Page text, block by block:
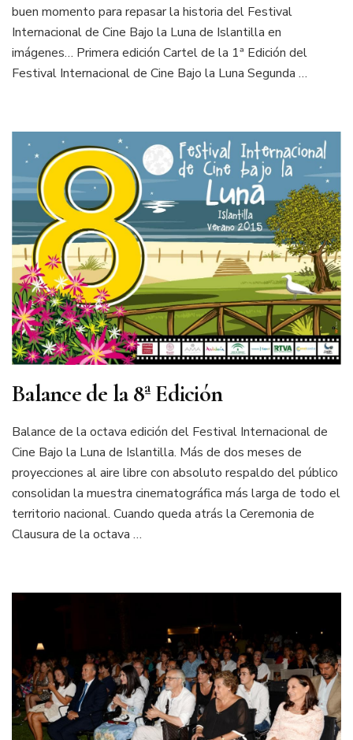
buen momento para repasar la historia del Festival
Internacional de Cine Bajo la Luna de Islantilla en
imágenes… Primera edición Cartel de la 1ª Edición del
Festival Internacional de Cine Bajo la Luna Segunda …
Balance de la 8ª Edición
Balance de la octava edición del Festival Internacional de
Cine Bajo la Luna de Islantilla. Más de dos meses de
proyecciones al aire libre con absoluto respaldo del público
consolidan la muestra cinematográfica más larga de todo el
territorio nacional. Cuando queda atrás la Ceremonia de
Clausura de la octava …